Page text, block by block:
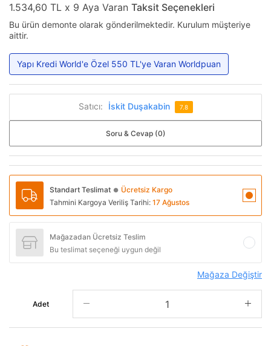
1.534,60 TL x 9 Aya Varan Taksit Seçenekleri
Bu ürün demonte olarak gönderilmektedir. Kurulum müşteriye
aittir.
Yapı Kredi World'e Özel 550 TL'ye Varan Worldpuan
Satıcı: İskit Duşakabin 7.8
Soru & Cevap (0)
Standart Teslimat ● Ücretsiz Kargo
Tahmini Kargoya Veriliş Tarihi: 17 Ağustos
Mağazadan Ücretsiz Teslim
Bu teslimat seçeneği uygun değil
Mağaza Değiştir
Adet